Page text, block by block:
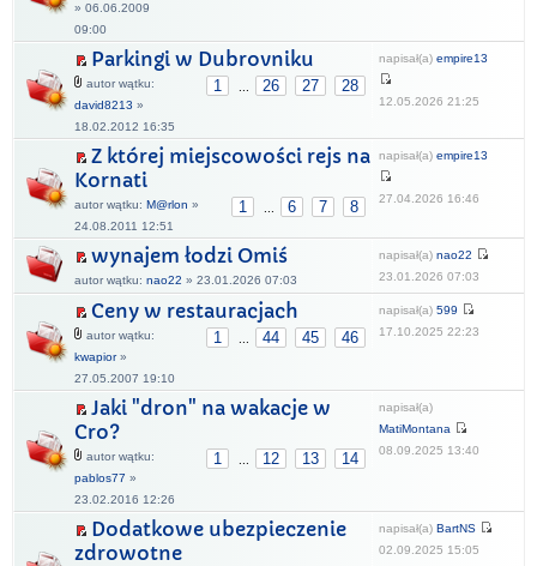
» 06.06.2009
09:00
Parkingi w Dubrovniku
1 26 27 28
autor wątku:
david8213 »
18.02.2012 16:35
napisał(a) empire13
12.05.2026 21:25
Z której miejscowości rejs na
Kornati
1 6 7 8
autor wątku: M@rlon »
24.08.2011 12:51
napisał(a) empire13
27.04.2026 16:46
wynajem łodzi Omiś
autor wątku: nao22 » 23.01.2026 07:03
napisał(a) nao22
23.01.2026 07:03
Ceny w restauracjach
1 44 45 46
autor wątku:
kwapior»
27.05.2007 19:10
napisał(a) 599
17.10.2025 22:23
Jaki "dron" na wakacje w
Cro?
1 12 13 14
autor wątku:
pablos77 »
23.02.2016 12:26
napisał(a)
MatiMontana
08.09.2025 13:40
Dodatkowe ubezpieczenie
zdrowotne
napisał(a) BartNS
02.09.2025 15:05